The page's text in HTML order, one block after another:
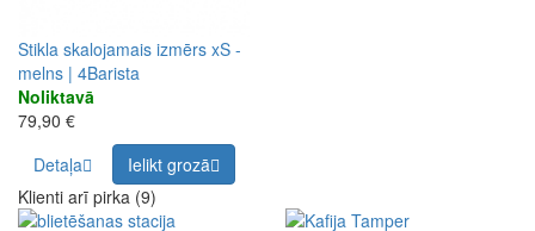
Stikla skalojamais izmērs xS -
melns | 4Barista
Noliktavā
79,90 €
Detaļa
Ielikt grozā
Klienti arī pirka (9)